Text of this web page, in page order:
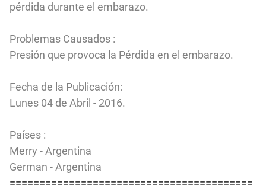
pérdida durante el embarazo.
Problemas Causados :
Presión que provoca la Pérdida en el embarazo.
Fecha de la Publicación:
Lunes 04 de Abril - 2016.
Países :
Merry - Argentina
German - Argentina
=========================================